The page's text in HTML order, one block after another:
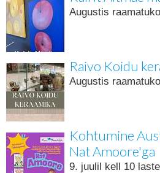
Augustis
Raivo Koidu
Augustis
Kohtumine
Nat Amoore'ga
9. juulil kell 10